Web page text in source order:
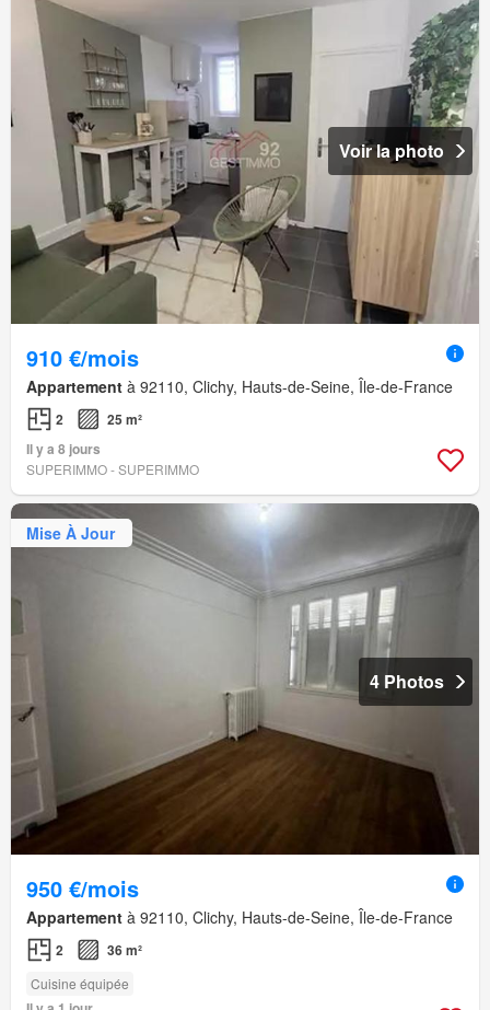
Voir la photo
910 €/mois
Appartement à 92110, Clichy, Hauts-de-Seine, Île-de-France
2
25 m²
Il y a 8 jours
SUPERIMMO - SUPERIMMO
Mise À Jour
4 Photos
950 €/mois
Appartement à 92110, Clichy, Hauts-de-Seine, Île-de-France
2 36 m²
Cuisine équipée